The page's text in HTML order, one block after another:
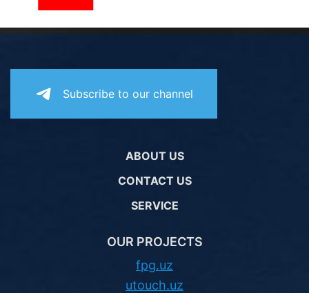
Subscribe to our channel
ABOUT US
CONTACT US
SERVICE
OUR PROJECTS
fpg.uz
utouch.uz